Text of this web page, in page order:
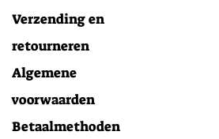
Verzending en
retourneren
Algemene
voorwaarden
Betaalmethoden